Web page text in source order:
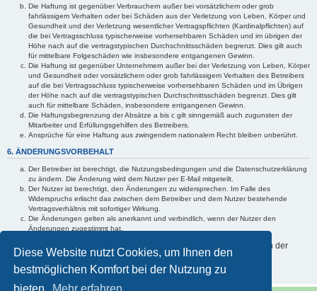
Diese Website nutzt Cookies, um Ihnen den
bestmöglichen Komfort bei der Nutzung zu
Die Haftung ist gegenüber Verbrauchern außer bei vorsätzlichem oder grob
fahrlässigem Verhalten oder bei Schäden aus der Verletzung von Leben, Körper und
Gesundheit und der Verletzung wesentlicher Vertragspflichten (Kardinalpflichten) auf
die bei Vertragsschluss typischerweise vorhersehbaren Schäden und im übrigen der
Höhe nach auf die vertragstypischen Durchschnittsschäden begrenzt. Dies gilt auch
für mittelbare Folgeschäden wie insbesondere entgangenen Gewinn.
Die Haftung ist gegenüber Unternehmern außer bei der Verletzung von Leben, Körper
und Gesundheit oder vorsätzlichem oder grob fahrlässigem Verhalten des Betreibers
auf die bei Vertragsschluss typischerweise vorhersehbaren Schäden und im Übrigen
der Höhe nach auf die vertragstypischen Durchschnittsschäden begrenzt. Dies gilt
auch für mittelbare Schäden, insbesondere entgangenen Gewinn.
Die Haftungsbegrenzung der Absätze a bis c gilt sinngemäß auch zugunsten der
Mitarbeiter und Erfüllungsgehilfen des Betreibers.
Ansprüche für eine Haftung aus zwingendem nationalem Recht bleiben unberührt.
6. ÄNDERUNGSVORBEHALT
Der Betreiber ist berechtigt, die Nutzungsbedingungen und die Datenschutzerklärung
zu ändern. Die Änderung wird dem Nutzer per E-Mail mitgeteilt.
Der Nutzer ist berechtigt, den Änderungen zu widersprechen. Im Falle des
Widerspruchs erlischt das zwischen dem Betreiber und dem Nutzer bestehende
Vertragsverhältnis mit sofortiger Wirkung.
Die Änderungen gelten als anerkannt und verbindlich, wenn der Nutzer den
Änderungen zugestimmt hat.
Informationen über den Umgang mit Ihren persönlichen Daten sind in der
Datenschutzerklärung enthalten.